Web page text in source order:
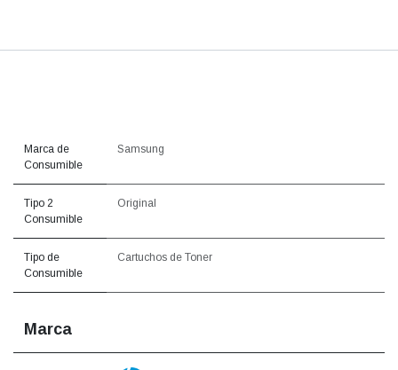
Marca de
Consumible
Samsung
Tipo 2
Consumible
Original
Tipo de
Consumible
Cartuchos de Toner
Marca